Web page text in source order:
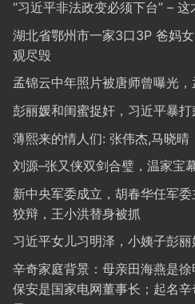
“习近平非法政变必须下台” –
湖北省鄂州市一家3口3P 爸妈
观尽毁
孟锦云中年照片被唐师曾曝光
彭丽媛和闺蜜捉奸，习近平暴
薄熙来的情人们: 张伟杰,马晓晴
刘源–张又侠双剑合璧，温家宝
新中央军委成立，胡春华任军
狡辩，王小洪替身被抓
习近平女儿习明泽，小姨子彭
辛奇家庭背景：母亲田海燕是
保安是国家电网董事长；起名